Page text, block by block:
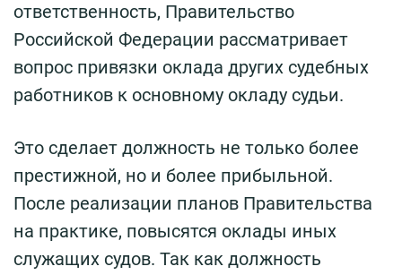
ответственность, Правительство
Российской Федерации рассматривает
вопрос привязки оклада других судебных
работников к основному окладу судьи.
Это сделает должность не только более
престижной, но и более прибыльной.
После реализации планов Правительства
на практике, повысятся оклады иных
служащих судов. Так как должность